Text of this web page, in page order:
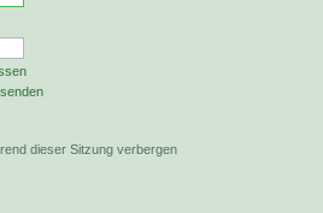
dieser Sitzung verbergen